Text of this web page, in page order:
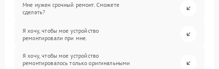
Мне нужен срочный ремонт. Сможете
сделать?
Я хочу, чтобы мое устройство
ремонтировали при мне.
Я хочу, чтобы мое устройство
ремонтировалось только оригинальными